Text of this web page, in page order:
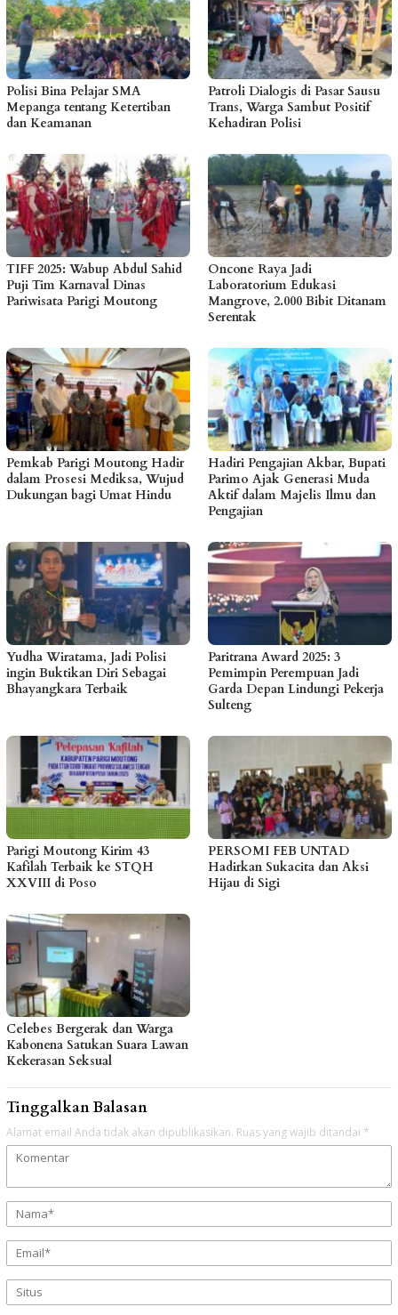
Polisi Bina Pelajar SMA
Mepanga tentang Ketertiban
dan Keamanan
Patroli Dialogis di Pasar Sausu
Trans, Warga Sambut Positif
Kehadiran Polisi
TIFF 2025: Wabup Abdul Sahid
Puji Tim Karnaval Dinas
Pariwisata Parigi Moutong
Oncone Raya Jadi
Laboratorium Edukasi
Mangrove, 2.000 Bibit Ditanam
Serentak
Pemkab Parigi Moutong Hadir
dalam Prosesi Mediksa, Wujud
Dukungan bagi Umat Hindu
Hadiri Pengajian Akbar, Bupati
Parimo Ajak Generasi Muda
Aktif dalam Majelis Ilmu dan
Pengajian
Yudha Wiratama, Jadi Polisi
ingin Buktikan Diri Sebagai
Bhayangkara Terbaik
Paritrana Award 2025: 3
Pemimpin Perempuan Jadi
Garda Depan Lindungi Pekerja
Sulteng
Parigi Moutong Kirim 43
Kafilah Terbaik ke STQH
XXVIII di Poso
PERSOMI FEB UNTAD
Hadirkan Sukacita dan Aksi
Hijau di Sigi
Celebes Bergerak dan Warga
Kabonena Satukan Suara Lawan
Kekerasan Seksual
Tinggalkan Balasan
Alamat email Anda tidak akan dipublikasikan. Ruas yang wajib ditandai *